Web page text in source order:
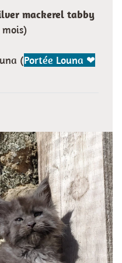
mackerel tabby
(Portée Louna ❤